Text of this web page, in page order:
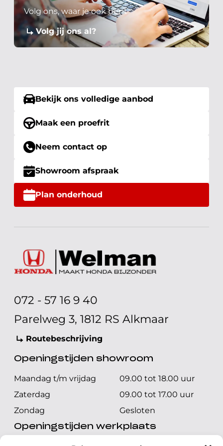
Volg ons, waar je ook bent
Volg jij ons al?
Bekijk ons volledige aanbod
Maak een proefrit
Neem contact op
Showroom afspraak
Plan onderhoud
072 - 57 16 9 40
Parelweg 3, 1812 RS Alkmaar
Routebeschrijving
Openingstijden showroom
Maandag t/m vrijdag
09.00 tot 18.00 uur
Zaterdag
09.00 tot 17.00 uur
Zondag
Gesloten
Openingstijden werkplaats